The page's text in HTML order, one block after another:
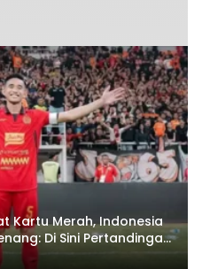
Kartu Merah, Indonesia
Di Sini Pertandingan